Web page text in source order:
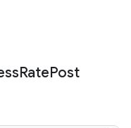
RatePost